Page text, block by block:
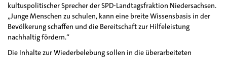
kultuspolitischer Sprecher der SPD-Landtagsfraktion Niedersachsen.
„Junge Menschen zu schulen, kann eine breite Wissensbasis in der
Bevölkerung schaffen und die Bereitschaft zur Hilfeleistung
nachhaltig fördern.“
Die Inhalte zur Wiederbelebung sollen in die überarbeiteten